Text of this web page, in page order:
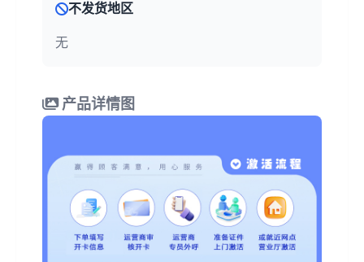
不发货地区
无
产品详情图